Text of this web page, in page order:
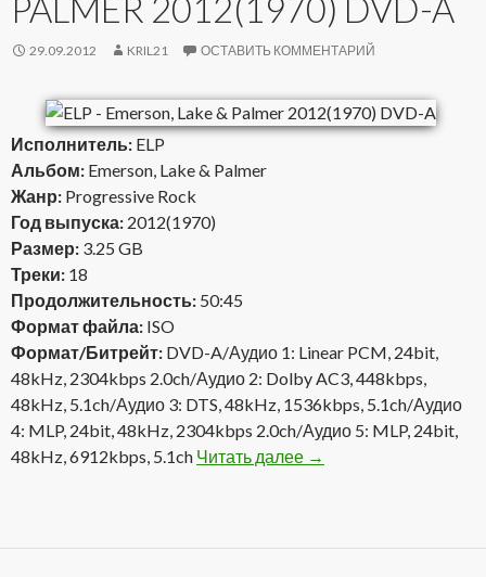
PALMER 2012(1970) DVD-A
29.09.2012 KRIL21 ОСТАВИТЬ КОММЕНТАРИЙ
Исполнитель: ELP
Альбом: Emerson, Lake & Palmer
Жанр: Progressive Rock
Год выпуска: 2012(1970)
Размер: 3.25 GB
Треки: 18
Продолжительность: 50:45
Формат файла: ISO
Формат/Битрейт: DVD-A/Аудио 1: Linear PCM, 24bit,
48kHz, 2304kbps 2.0ch/Аудио 2: Dolby AC3, 448kbps,
48kHz, 5.1ch/Аудио 3: DTS, 48kHz, 1536kbps, 5.1ch/Аудио
4: MLP, 24bit, 48kHz, 2304kbps 2.0ch/Аудио 5: MLP, 24bit,
48kHz, 6912kbps, 5.1ch Читать далее ELP — Emerson, Lake
→